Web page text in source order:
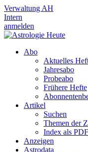
Verwaltung AH
Intern
anmelden
Abo
Aktuelles
Jahresabo
Probeabo
Frühere Hefte
Artikel
Suchen
Themen der
Index als PDF
Anzeigen
Astrodata